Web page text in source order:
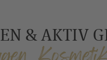
& AKTIV